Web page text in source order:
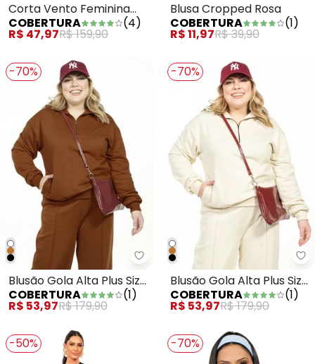
Corta Vento Feminina
Preto
COBERTURA (4)
R$ 47,97R$ 159,90
Blusa Cropped Rosa
COBERTURA
(1)
R$ 11,97R$ 39,90
-70%
Cobertura - Blusão Gola Alta
Blusão Gola Alta Plus Size
Marrom
COBERTURA (1)
R$ 53,97R$ 179,90
-70%
Blusão Gola Alta Plus Size
Branco
COBERTURA (1)
R$ 53,97R$ 179,90
-50% -70%